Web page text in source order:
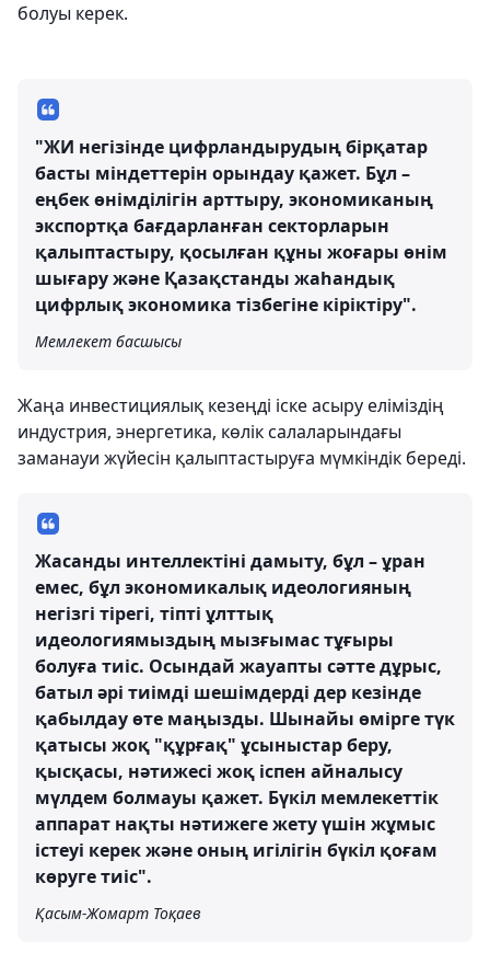
болуы керек.
"ЖИ негізінде цифрландырудың бірқатар
басты міндеттерін орындау қажет. Бұл –
еңбек өнімділігін арттыру, экономиканың
экспортқа бағдарланған секторларын
қалыптастыру, қосылған құны жоғары өнім
шығару және Қазақстанды жаһандық
цифрлық экономика тізбегіне кіріктіру".
Мемлекет басшысы
Жаңа инвестициялық кезеңді іске асыру еліміздің
индустрия, энергетика, көлік салаларындағы
заманауи жүйесін қалыптастыруға мүмкіндік береді.
Жасанды интеллектіні дамыту, бұл – ұран
емес, бұл экономикалық идеологияның
негізгі тірегі, тіпті ұлттық
идеологиямыздың мызғымас тұғыры
болуға тиіс. Осындай жауапты сәтте дұрыс,
батыл әрі тиімді шешімдерді дер кезінде
қабылдау өте маңызды. Шынайы өмірге түк
қатысы жоқ "құрғақ" ұсыныстар беру,
қысқасы, нәтижесі жоқ іспен айналысу
мүлдем болмауы қажет. Бүкіл мемлекеттік
аппарат нақты нәтижеге жету үшін жұмыс
істеуі керек және оның игілігін бүкіл қоғам
көруге тиіс".
Қасым-Жомарт Тоқаев